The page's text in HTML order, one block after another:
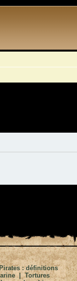
: définitions
|Tortures